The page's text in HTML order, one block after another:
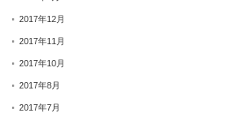
2017年12月
2017年11月
2017年10月
2017年8月
2017年7月